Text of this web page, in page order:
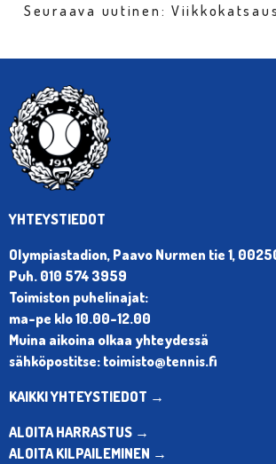
Seuraava uutinen:
YHTEYSTIEDOT
Olympiastadion, Paavo Nurmen tie 1,
Puh. 010 574 3959
Toimiston puhelinajat:
ma-pe klo 10.00-12.00
Muina aikoina olkaa yhteydessä
sähköpostitse: toimisto@tennis.fi
KAIKKI YHTEYSTIEDOT →
ALOITA HARRASTUS →
ALOITA KILPAILEMINEN →